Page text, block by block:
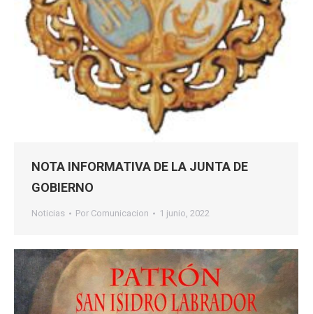
NOTA INFORMATIVA DE LA JUNTA DE
GOBIERNO
Noticias Por Comunicacion 1 junio, 2022